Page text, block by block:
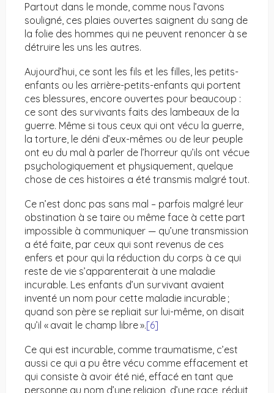
Partout dans le monde, comme nous l’avons
souligné, ces plaies ouvertes saignent du sang de
la folie des hommes qui ne peuvent renoncer à se
détruire les uns les autres.
Aujourd’hui, ce sont les fils et les filles, les petits-
enfants ou les arrière-petits-enfants qui portent
ces blessures, encore ouvertes pour beaucoup :
ce sont des survivants faits des lambeaux de la
guerre. Même si tous ceux qui ont vécu la guerre,
la torture, le déni d’eux-mêmes ou de leur peuple
ont eu du mal à parler de l’horreur qu’ils ont vécue
psychologiquement et physiquement, quelque
chose de ces histoires a été transmis malgré tout.
Ce n’est donc pas sans mal – parfois malgré leur
obstination à se taire ou même face à cette part
impossible à communiquer — qu’une transmission
a été faite, par ceux qui sont revenus de ces
enfers et pour qui la réduction du corps à ce qui
reste de vie s’apparenterait à une maladie
incurable. Les enfants d’un survivant avaient
inventé un nom pour cette maladie incurable ;
quand son père se repliait sur lui-même, on disait
qu’il « avait le champ libre ».[6]
Ce qui est incurable, comme traumatisme, c’est
aussi ce qui a pu être vécu comme effacement et
qui consiste à avoir été nié, effacé en tant que
personne au nom d’une religion, d’une race, réduit